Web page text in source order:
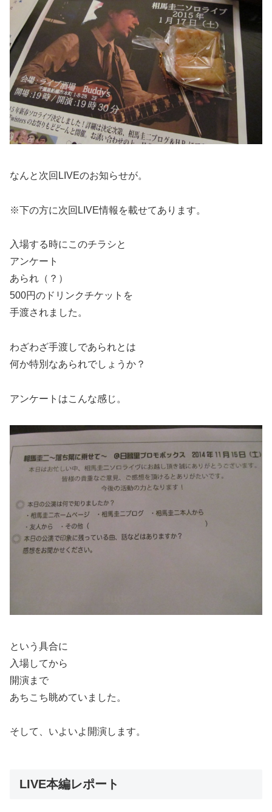
なんと次回LIVEのお知らせが。
※下の方に次回LIVE情報を載せてあります。
入場する時にこのチラシと
アンケート
あられ（？）
500円のドリンクチケットを
手渡されました。
わざわざ手渡しであられとは
何か特別なあられでしょうか？
アンケートはこんな感じ。
という具合に
入場してから
開演まで
あちこち眺めていました。
そして、いよいよ開演します。
LIVE本編レポート